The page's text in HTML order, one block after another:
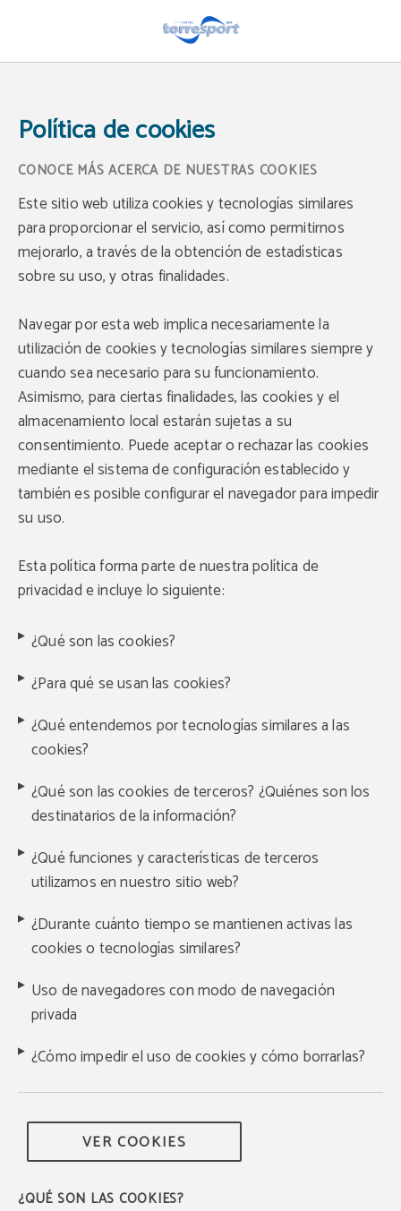
Política de cookies
CONOCE MÁS ACERCA DE NUESTRAS COOKIES
Este sitio web utiliza cookies y tecnologías similares
para proporcionar el servicio, así como permitirnos
mejorarlo, a través de la obtención de estadísticas
sobre su uso, y otras finalidades.
Navegar por esta web implica necesariamente la
utilización de cookies y tecnologías similares siempre y
cuando sea necesario para su funcionamiento.
Asimismo, para ciertas finalidades, las cookies y el
almacenamiento local estarán sujetas a su
consentimiento. Puede aceptar o rechazar las cookies
mediante el sistema de configuración establecido y
también es posible configurar el navegador para impedir
su uso.
Esta política forma parte de nuestra política de
privacidad e incluye lo siguiente:
¿Qué son las cookies?
¿Para qué se usan las cookies?
¿Qué entendemos por tecnologías similares a las
cookies?
¿Qué son las cookies de terceros? ¿Quiénes son los
destinatarios de la información?
¿Qué funciones y características de terceros
utilizamos en nuestro sitio web?
¿Durante cuánto tiempo se mantienen activas las
cookies o tecnologías similares?
Uso de navegadores con modo de navegación
privada
¿Cómo impedir el uso de cookies y cómo borrarlas?
VER COOKIES
¿QUÉ SON LAS COOKIES?